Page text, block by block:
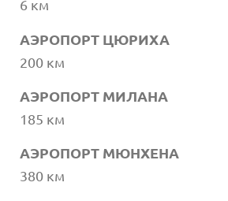
6 км
АЭРОПОРТ ЦЮРИХА
200 км
АЭРОПОРТ МИЛАНА
185 км
АЭРОПОРТ МЮНХЕНА
380 км